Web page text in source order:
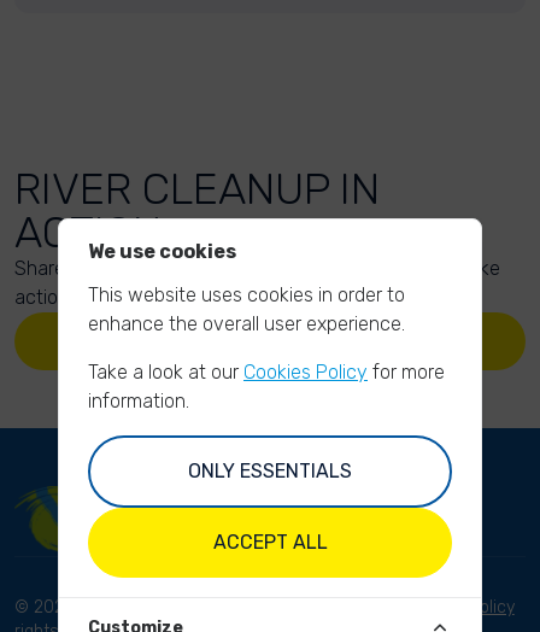
RIVER CLEANUP IN
ACTION
Share your action photos here and inspire others to take
action too!
UPLOAD YOUR PHOTOS
© 2023 River Cleanup. All
Privacy Policy
We use cookies
This website uses cookies in order to
enhance the overall user experience.
Take a look at our Cookies Policy for more
information.
ONLY ESSENTIALS
ACCEPT ALL